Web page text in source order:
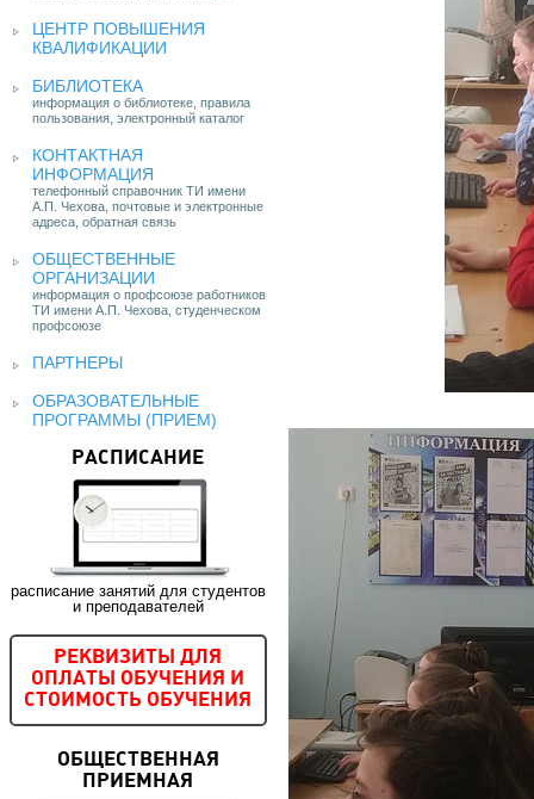
ЦЕНТР ПОВЫШЕНИЯ
КВАЛИФИКАЦИИ
БИБЛИОТЕКА
информация о библиотеке, правила
пользования, электронный каталог
КОНТАКТНАЯ
ИНФОРМАЦИЯ
телефонный справочник ТИ имени
А.П. Чехова, почтовые и электронные
адреса, обратная связь
ОБЩЕСТВЕННЫЕ
ОРГАНИЗАЦИИ
информация о профсоюзе работников
ТИ имени А.П. Чехова, студенческом
профсоюзе
ПАРТНЕРЫ
ОБРАЗОВАТЕЛЬНЫЕ
ПРОГРАММЫ (ПРИЕМ)
РАСПИСАНИЕ
расписание занятий для студентов
и преподавателей
РЕКВИЗИТЫ ДЛЯ
ОПЛАТЫ ОБУЧЕНИЯ И
СТОИМОСТЬ ОБУЧЕНИЯ
ОБЩЕСТВЕННАЯ
ПРИЕМНАЯ